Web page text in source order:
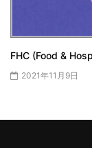
FHC (Food &
2021年11月9日